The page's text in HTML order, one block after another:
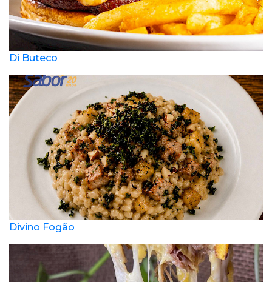
Di Buteco
Divino Fogão